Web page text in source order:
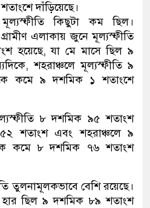
দাঁড়িয়েছে।
কিছুটা কম ছিল।
এলাকায় জুনে মূল্যস্ফীতি
হয়েছে, যা মে মাসে ছিল ৯
শহরাঞ্চলে মূল্যস্ফীতি ৯
কমে ৯ দশমিক ১ শতাংশে
৮ দশমিক ৯৫ শতাংশ
শতাংশ এবং শহরাঞ্চলে ৯
কমে ৮ দশমিক ৭৬ শতাংশ
তুলনামূলকভাবে বেশি রয়েছে।
ছিল ৯ দশমিক ৮৯ শতাংশ